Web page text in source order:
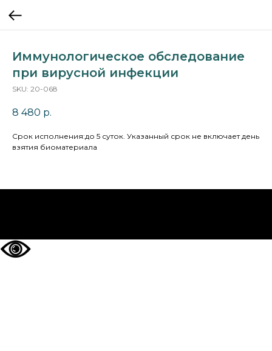
Иммунологическое обследование
при вирусной инфекции
SKU: 20-068
8 480 р.
Cрок исполнения:до 5 суток. Указанный срок не включает день
взятия биоматериала